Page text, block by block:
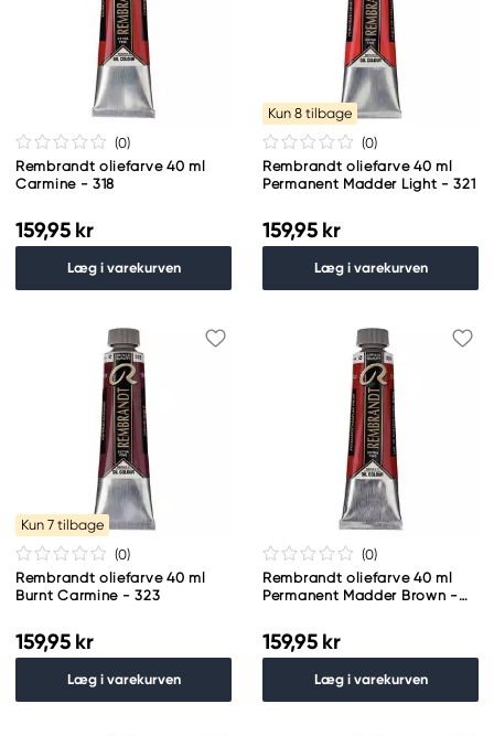
(0)
Rembrandt oliefarve 40 ml
Carmine - 318
159,95 kr
Læg i varekurven
Kun 8 tilbage
(0)
Rembrandt oliefarve 40 ml
Permanent Madder Light - 321
159,95 kr
Læg i varekurven
Kun 7 tilbage
(0)
Rembrandt oliefarve 40 ml
Burnt Carmine - 323
159,95 kr
Læg i varekurven
(0)
Rembrandt oliefarve 40 ml
Permanent Madder Brown -
159,95 kr
Læg i varekurven